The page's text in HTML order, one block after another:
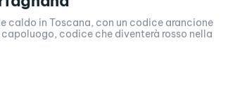
caldo in Toscana, con un codice arancione
codice che diventerà rosso nella